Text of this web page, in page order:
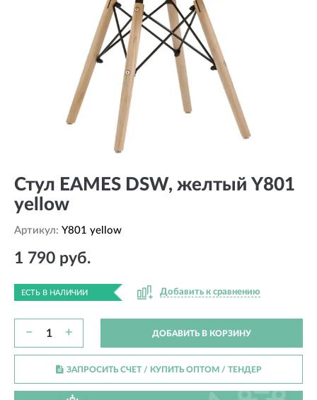
Стул EAMES DSW, желтый Y801
yellow
Артикул: Y801 yellow
1 790 руб.
ЕСТЬ В НАЛИЧИИ Добавить к сравнению
− + ДОБАВИТЬ В КОРЗИНУ
ЗАПРОСИТЬ СЧЕТ / КУПИТЬ ОПТОМ / ТЕНДЕР